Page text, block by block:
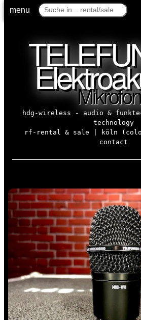
menu
menu
hdg-wireless - audio &
technology
rf-rental & sale | köln
contact